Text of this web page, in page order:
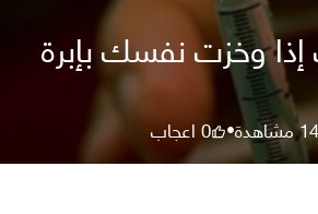
وخزت نفسك بإبرة
مشاهدة•
0اعجاب